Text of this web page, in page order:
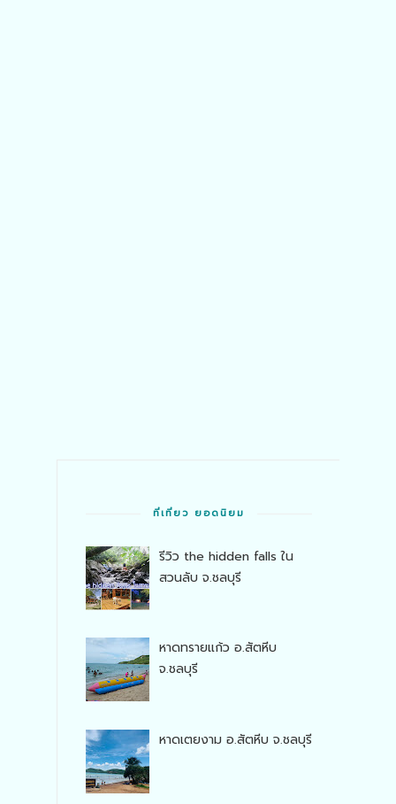
ที่เที่ยว ยอดนิยม
รีวิว the hidden falls ใน
สวนลับ จ.ชลบุรี
หาดทรายแก้ว อ.สัตหีบ
จ.ชลบุรี
หาดเตยงาม อ.สัตหีบ จ.ชลบุรี